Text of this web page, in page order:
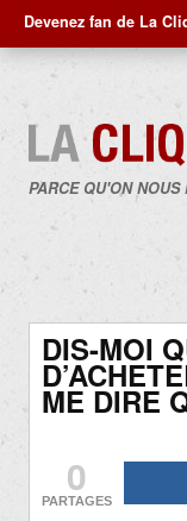
Devenez fan de La
PARCE QU'ON NOUS
DIS-MOI
ME DIRE
0
PARTAGES